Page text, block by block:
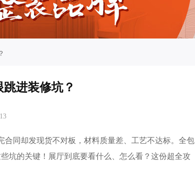
进装修坑？
同却发现货不对板，材料质量差、工艺不达标。全包
坑的关键！展厅到底要看什么、怎么看？这份超全攻